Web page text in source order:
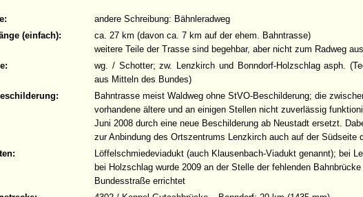
andere Schreibung: Bähnleradweg
(einfach):
ca. 27 km (davon ca. 7 km auf der ehem. Bahntrasse)
weitere Teile der Trasse sind begehbar, aber nicht zum Radweg
wg. / Schotter; zw. Lenzkirch und Bonndorf-Holzschlag asph.
aus Mitteln des Bundes)
Bahntrasse meist Waldweg ohne StVO-Beschilderung; die
vorhandene ältere und an einigen Stellen nicht zuverlässig
Juni 2008 durch eine neue Beschilderung ab Neustadt ersetzt.
zur Anbindung des Ortszentrums Lenzkirch auch auf der Südseite
Löffelschmiedeviadukt (auch Klausenbach-Viadukt genannt); bei
bei Holzschlag wurde 2009 an der Stelle der fehlenden
Bundesstraße errichtet